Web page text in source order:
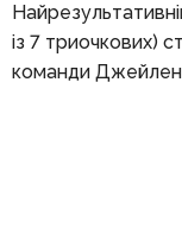
із 7 триочкових)
команди Джейлен